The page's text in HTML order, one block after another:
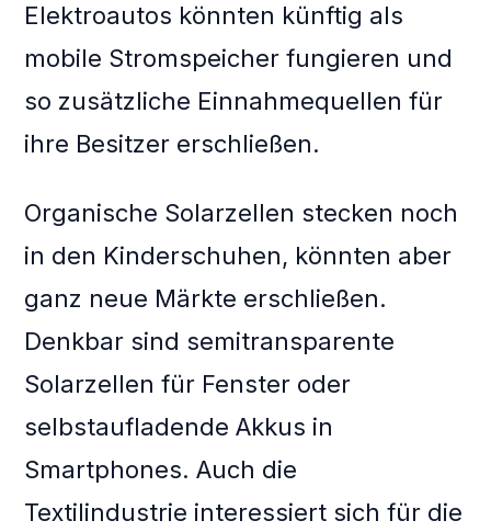
Elektroautos könnten künftig als
mobile Stromspeicher fungieren und
so zusätzliche Einnahmequellen für
ihre Besitzer erschließen.
Organische Solarzellen stecken noch
in den Kinderschuhen, könnten aber
ganz neue Märkte erschließen.
Denkbar sind semitransparente
Solarzellen für Fenster oder
selbstaufladende Akkus in
Smartphones. Auch die
Textilindustrie interessiert sich für die